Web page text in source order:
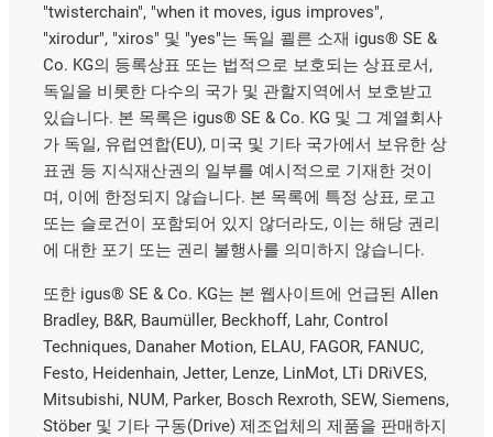
"twisterchain", "when it moves, igus improves",
"xirodur", "xiros" 및 "yes"는 독일 쾰른 소재 igus® SE &
Co. KG의 등록상표 또는 법적으로 보호되는 상표로서,
독일을 비롯한 다수의 국가 및 관할지역에서 보호받고
있습니다. 본 목록은 igus® SE & Co. KG 및 그 계열회사
가 독일, 유럽연합(EU), 미국 및 기타 국가에서 보유한 상
표권 등 지식재산권의 일부를 예시적으로 기재한 것이
며, 이에 한정되지 않습니다. 본 목록에 특정 상표, 로고
또는 슬로건이 포함되어 있지 않더라도, 이는 해당 권리
에 대한 포기 또는 권리 불행사를 의미하지 않습니다.
또한 igus® SE & Co. KG는 본 웹사이트에 언급된 Allen
Bradley, B&R, Baumüller, Beckhoff, Lahr, Control
Techniques, Danaher Motion, ELAU, FAGOR, FANUC,
Festo, Heidenhain, Jetter, Lenze, LinMot, LTi DRiVES,
Mitsubishi, NUM, Parker, Bosch Rexroth, SEW, Siemens,
Stöber 및 기타 구동(Drive) 제조업체의 제품을 판매하지